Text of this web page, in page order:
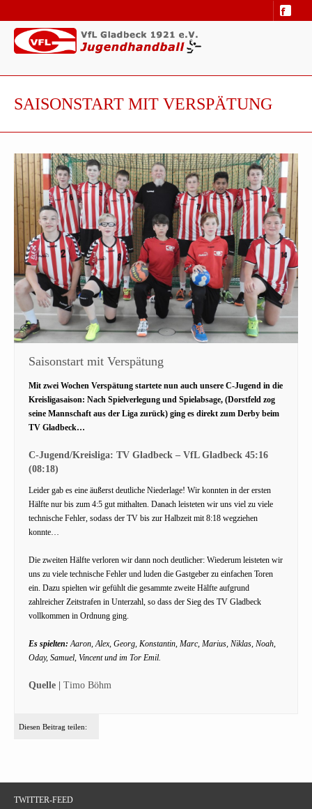
SAISONSTART MIT VERSPÄTUNG
Saisonstart mit Verspätung
Mit zwei Wochen Verspätung startete nun auch unsere C-Jugend in die
Kreisligasaison: Nach Spielverlegung und Spielabsage, (Dorstfeld zog
seine Mannschaft aus der Liga zurück) ging es direkt zum Derby beim
TV Gladbeck…
C-Jugend/Kreisliga: TV Gladbeck – VfL Gladbeck 45:16
(08:18)
Leider gab es eine äußerst deutliche Niederlage! Wir konnten in der ersten
Hälfte nur bis zum 4:5 gut mithalten. Danach leisteten wir uns viel zu viele
technische Fehler, sodass der TV bis zur Halbzeit mit 8:18 wegziehen
konnte…
Die zweiten Hälfte verloren wir dann noch deutlicher: Wiederum leisteten wir
uns zu viele technische Fehler und luden die Gastgeber zu einfachen Toren
ein. Dazu spielten wir gefühlt die gesammte zweite Hälfte aufgrund
zahlreicher Zeitstrafen in Unterzahl, so dass der Sieg des TV Gladbeck
vollkommen in Ordnung ging.
Es spielten: Aaron, Alex, Georg, Konstantin, Marc, Marius, Niklas, Noah,
Oday, Samuel, Vincent und im Tor Emil.
Quelle | Timo Böhm
Diesen Beitrag teilen:
TWITTER-FEED